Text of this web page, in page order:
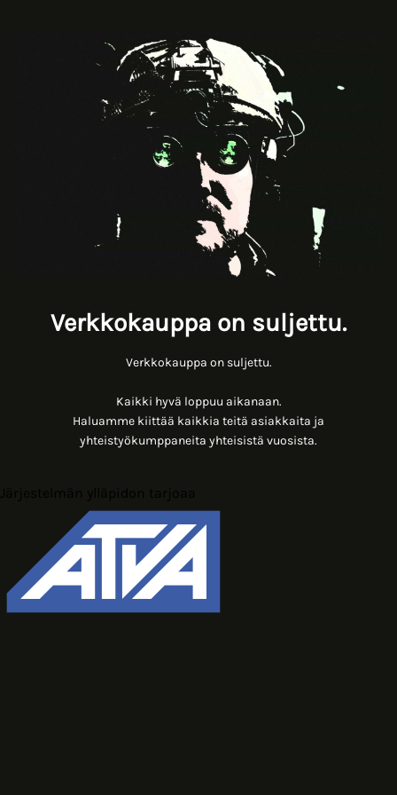
Verkkokauppa on suljettu.
Verkkokauppa on suljettu.
Kaikki hyvä loppuu aikanaan.
Haluamme kiittää kaikkia teitä asiakkaita ja
yhteistyökumppaneita yhteisistä vuosista.